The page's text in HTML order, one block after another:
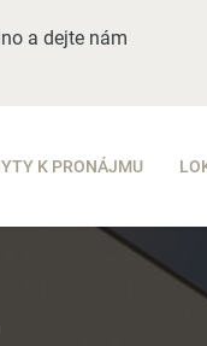
a dejte nám
K PRONÁJMU